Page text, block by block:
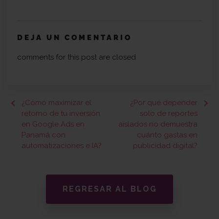
DEJA UN COMENTARIO
comments for this post are closed
keyboard_arrow_left
¿Cómo maximizar el
retorno de tu inversión
en Google Ads en
Panamá con
automatizaciones e IA?
¿Por qué depender
solo de reportes
aislados no demuestra
cuánto gastas en
publicidad digital?
keyboard_arrow_right
REGRESAR AL BLOG